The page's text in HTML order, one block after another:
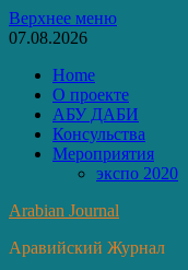
Перейти
к
Верхнее меню
07.08.2026
Home
О проекте
АБУ ДАБИ
Консульства
Мероприятия
экспо 2020
Arabian Journal
Аравийский Журнал